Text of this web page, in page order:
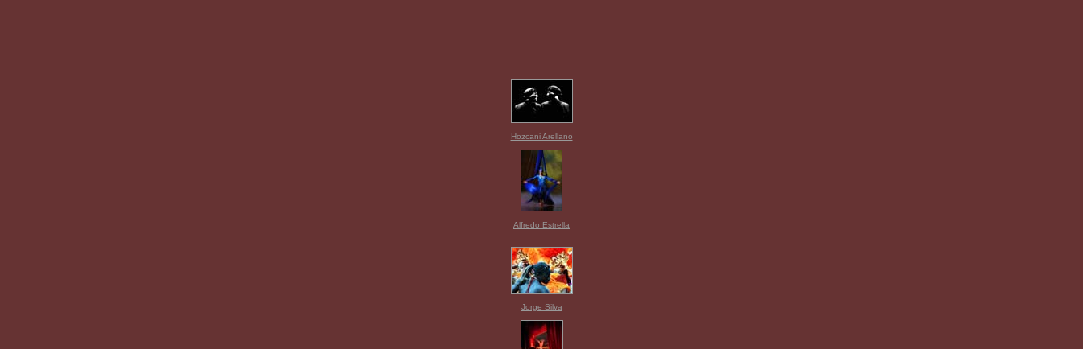
Hozcani Arellano
Alfredo Estrella
Jorge Silva